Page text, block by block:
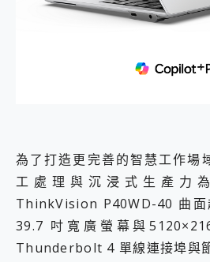
為了打造更完善的智慧工作場
工處理與沉浸式生產力
ThinkVision P40WD-40 曲面
39.7 吋寬廣螢幕與
Thunderbolt 4 單線連接埠與